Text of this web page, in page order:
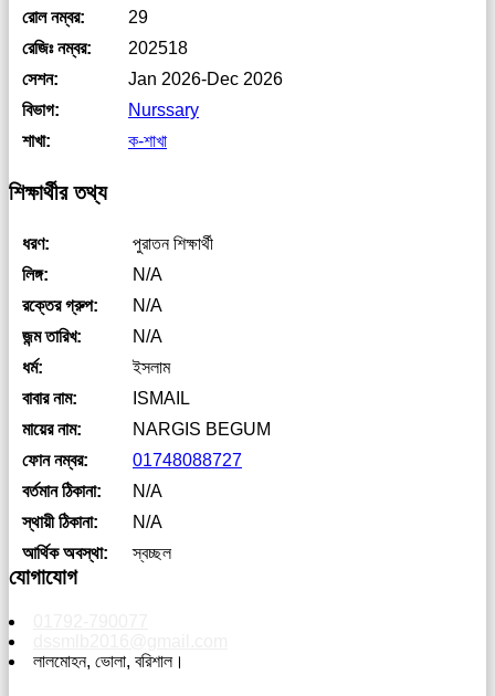
রোল নম্বর:
29
রেজিঃ নম্বর:
202518
সেশন:
Jan 2026-Dec 2026
বিভাগ:
Nurssary
শাখা:
ক-শাখা
শিক্ষার্থীর তথ্য
ধরণ:
পুরাতন শিক্ষার্থী
লিঙ্গ:
N/A
রক্তের গ্রুপ:
N/A
জন্ম তারিখ:
N/A
ধর্ম:
ইসলাম
বাবার নাম:
ISMAIL
মায়ের নাম:
NARGIS BEGUM
ফোন নম্বর:
01748088727
বর্তমান ঠিকানা:
N/A
স্থায়ী ঠিকানা:
N/A
আর্থিক অবস্থা:
স্বচ্ছল
যোগাযোগ
লালমোহন, ভোলা, বরিশাল।